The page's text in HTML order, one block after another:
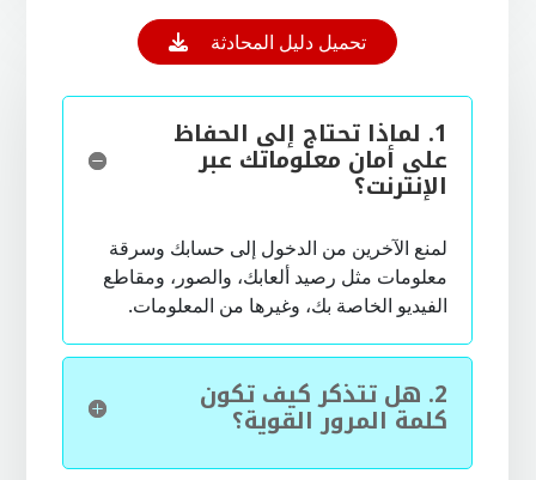
تحميل دليل المحادثة
1. لماذا تحتاج إلى الحفاظ
على أمان معلوماتك عبر
الإنترنت؟
لمنع الآخرين من الدخول إلى حسابك وسرقة
معلومات مثل رصيد ألعابك، والصور، ومقاطع
الفيديو الخاصة بك، وغيرها من المعلومات.
2. هل تتذكر كيف تكون
كلمة المرور القوية؟